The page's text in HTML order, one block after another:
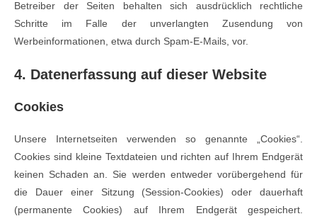
Betreiber der Seiten behalten sich ausdrücklich rechtliche
Schritte im Falle der unverlangten Zusendung von
Werbeinformationen, etwa durch Spam-E-Mails, vor.
4. Datenerfassung auf dieser Website
Cookies
Unsere Internetseiten verwenden so genannte „Cookies“.
Cookies sind kleine Textdateien und richten auf Ihrem Endgerät
keinen Schaden an. Sie werden entweder vorübergehend für
die Dauer einer Sitzung (Session-Cookies) oder dauerhaft
(permanente Cookies) auf Ihrem Endgerät gespeichert.